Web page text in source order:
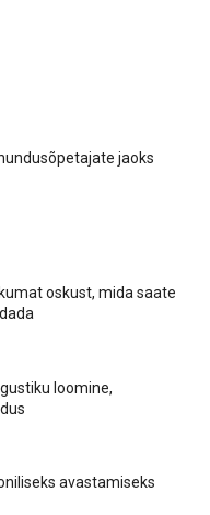
jaoks
oskust, mida saate
loomine,
avastamiseks